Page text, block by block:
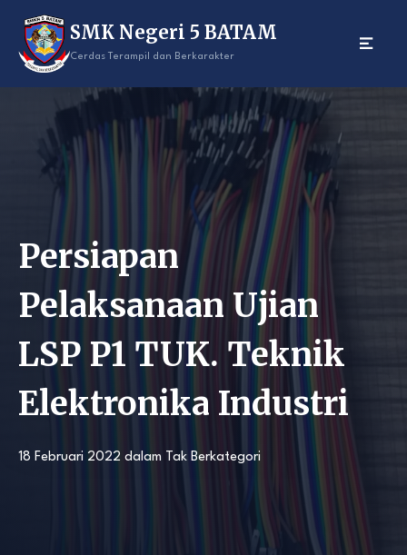
content
SMK Negeri 5 BATAM
Cerdas Terampil dan Berkarakter
Persiapan
Pelaksanaan Ujian
LSP P1 TUK. Teknik
Elektronika Industri
18 Februari 2022 dalam Tak Berkategori